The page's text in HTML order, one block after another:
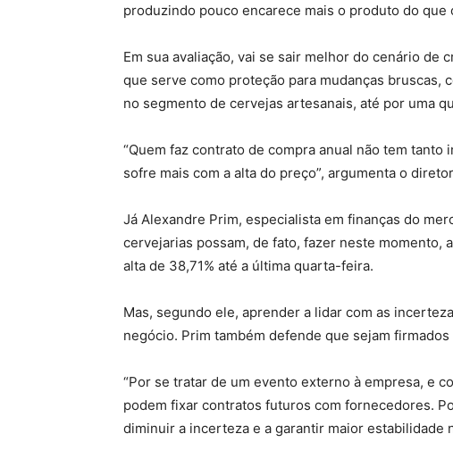
produzindo pouco encarece mais o produto do que
Em sua avaliação, vai se sair melhor do cenário
que serve como proteção para mudanças bruscas,
no segmento de cervejas artesanais, até por uma
“Quem faz contrato de compra anual não tem
sofre mais com a alta do preço”, argumenta o
Já Alexandre Prim, especialista em finanças do
cervejarias possam, de fato, fazer neste momento,
alta de 38,71% até a última quarta-feira.
Mas, segundo ele, aprender a lidar com as
negócio. Prim também defende que sejam
“Por se tratar de um evento externo à empresa, e
podem fixar contratos futuros com fornecedores.
diminuir a incerteza e a garantir maior estabilidade